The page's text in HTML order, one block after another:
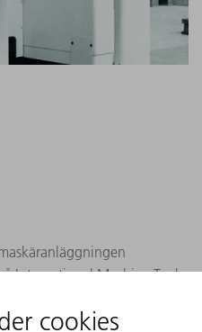
International Machine Tool
och plasmaskärning.
laserns effektstyrka